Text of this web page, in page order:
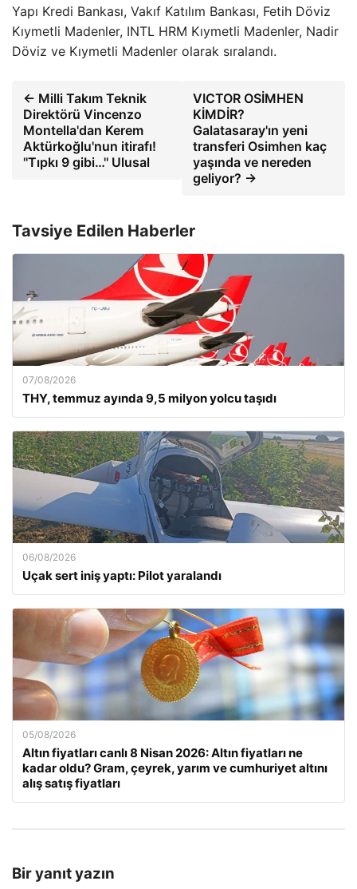
Yapı Kredi Bankası, Vakıf Katılım Bankası, Fetih Döviz
Kıymetli Madenler, INTL HRM Kıymetli Madenler, Nadir
Döviz ve Kıymetli Madenler olarak sıralandı.
← Milli Takım Teknik
Direktörü Vincenzo
Montella'dan Kerem
Aktürkoğlu'nun itirafı!
''Tıpkı 9 gibi…'' Ulusal
VICTOR OSİMHEN
KİMDİR?
Galatasaray'ın yeni
transferi Osimhen kaç
yaşında ve nereden
geliyor? →
Tavsiye Edilen Haberler
07/08/2026
THY, temmuz ayında 9,5 milyon yolcu taşıdı
06/08/2026
Uçak sert iniş yaptı: Pilot yaralandı
05/08/2026
Altın fiyatları canlı 8 Nisan 2026: Altın fiyatları ne
kadar oldu? Gram, çeyrek, yarım ve cumhuriyet altını
alış satış fiyatları
Bir yanıt yazın